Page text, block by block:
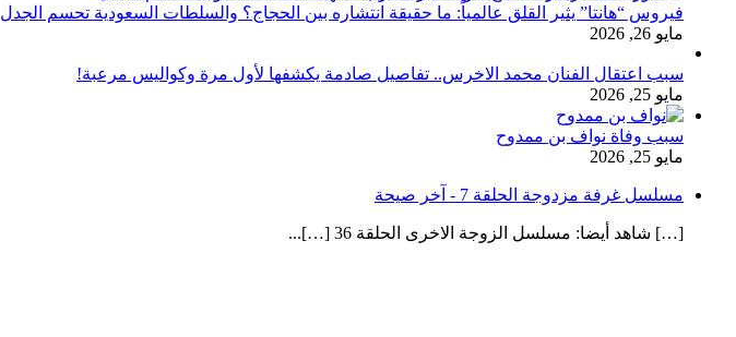
فيروس “هانتا” يثير القلق عالمياً: ما حقيقة انتشاره بين الحجاج؟ والسلطات السعودية تحسم الجدل
مايو 26, 2026
سبب اعتقال الفنان محمد الاخرس.. تفاصيل صادمة يكشفها لأول مرة وكواليس مرعبة!
مايو 25, 2026
سبب وفاة نواف بن ممدوح
مايو 25, 2026
مسلسل غرفة مزدوجة الحلقة 7 - آخر صيحة
[…] شاهد أيضا: مسلسل الزوجة الاخرى الحلقة 36 […]...